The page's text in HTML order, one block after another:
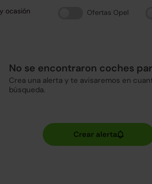
Ofertas Opel
ocasión
No se encontraron coches
Crea una alerta y te avisaremos en
búsqueda.